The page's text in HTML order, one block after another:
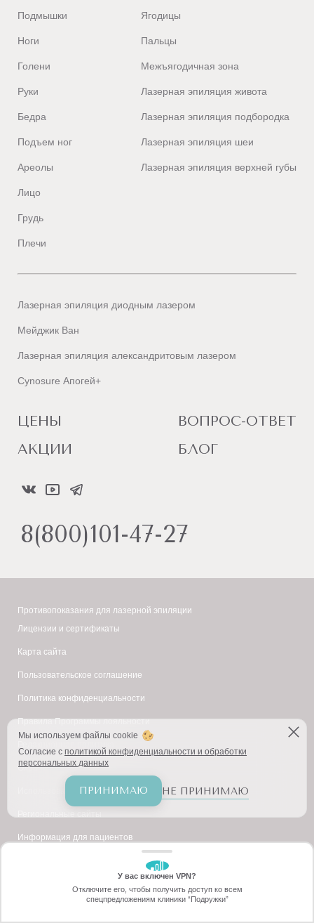
Подмышки
Ноги
Голени
Руки
Бедра
Подъем ног
Ареолы
Лицо
Грудь
Плечи
Ягодицы
Пальцы
Межъягодичная зона
Лазерная эпиляция живота
Лазерная эпиляция подбородка
Лазерная эпиляция шеи
Лазерная эпиляция верхней губы
Лазерная эпиляция диодным лазером
Мейджик Ван
Лазерная эпиляция александритовым лазером
Cynosure Апогей+
ЦЕНЫ
АКЦИИ
ВОПРОС-ОТВЕТ
БЛОГ
8(800)101-47-27
Противопоказания для лазерной эпиляции
Лицензии и сертификаты
Карта сайта
Пользовательское соглашение
Политика конфиденциальности
Правила Программы лояльности
Охрана труда
Использование сертификатов
Информация для пациентов
Позвоните
ЗАБЕРИТЕ СКИДКУ
70%
Мы используем файлы cookie
Согласие с политикой конфиденциальности и обработки
персональных данных
ПРИНИМАЮ НЕ ПРИНИМАЮ
У вас включен VPN?
Отключите его, чтобы получить доступ ко всем
спецпредложениям клиники “Подружки”